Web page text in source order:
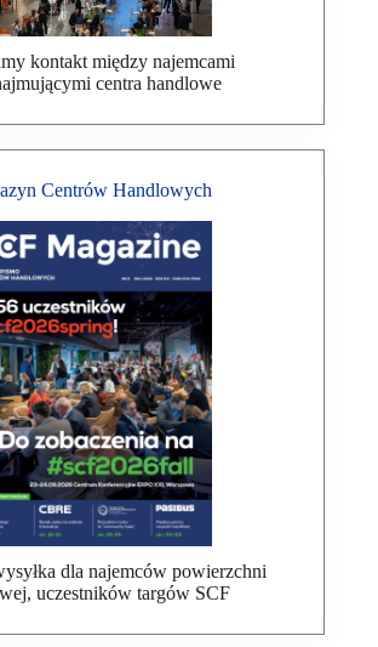
kontakt między najemcami
centra handlowe
Centrów Handlowych
dla najemców powierzchni
uczestników targów SCF